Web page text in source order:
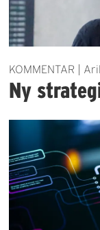
KOMMENTAR |
Ny